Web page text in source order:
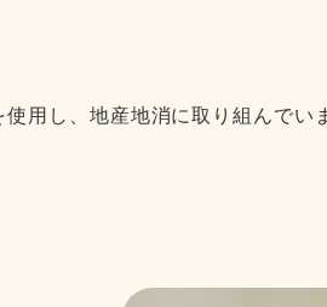
用し、地産地消に取り組んで